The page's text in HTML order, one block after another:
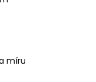
míru